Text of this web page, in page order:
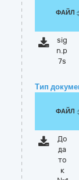
ФАЙЛ
sig
n.p
7s
Тип
ФАЙЛ
До
да
то
к